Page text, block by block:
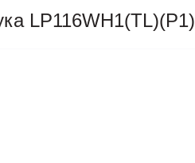
LP116WH1(TL)(P1)